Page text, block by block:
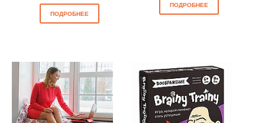
ПОДРОБНЕЕ
ПОДРОБНЕЕ